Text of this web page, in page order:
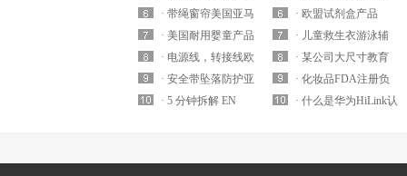
求？
实验室有哪些？
Battery/UN 38.3/Air
Transport Report哪家
比较便宜?
站合规SOR/2024-217
测试要求有哪些？
· 带绳窗帘美国亚马
逊/temu合规要求
ANSI/WCMA A 100.
1-2022哪家实验室可
以办理？
· 美国耐用婴童产品
CPC认证要求提供16
CFR 1130注册卡周期
多久怎么办理？
· 电源线，转接线欧
洲亚马逊/TEMU合规
CE认证EN50525哪里
· 安全带坠落防护亚
马逊日本站
· 5 分钟拆解 EN
与儿童安全合规
么资料？
ANSI/ASSE Z359.11
怎么办理？如何收
费？
么办理？ 汽车CarPlay
认证具体流程
· 欧盟试剂盒产品
IVDR认证如何分类?
要求是什么？
· 儿童救生衣游泳辅
助设备亚马逊EN
13138-1是什么？国内
有实验室可以发证吗?
· 某公司大尺寸教育
平板通过华商检测成
功提交谷歌gms/edla
· 化妆品FDA注册负
责人的责任有哪些？
· 什么是华为HiLink认